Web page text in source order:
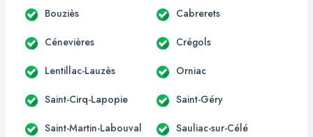
Bouziès Cabrerets
Cénevières Crégols
Lentillac-Lauzès Orniac
Saint-Cirq-Lapopie Saint-Géry
Saint-Martin-Labouval Sauliac-sur-Célé